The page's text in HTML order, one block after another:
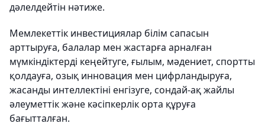
дәлелдейтін нәтиже.
Мемлекеттік инвестициялар білім сапасын
арттыруға, балалар мен жастарға арналған
мүмкіндіктерді кеңейтуге, ғылым, мәдениет, спортты
қолдауға, озық инновация мен цифрландыруға,
жасанды интеллектіні енгізуге, сондай-ақ жайлы
әлеуметтік және кәсіпкерлік орта құруға
бағытталған.